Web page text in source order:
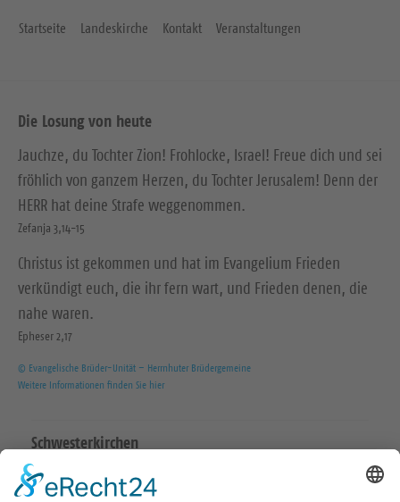
Startseite Landeskirche Kontakt Veranstaltungen
Die Losung von heute
Jauchze, du Tochter Zion! Frohlocke, Israel! Freue dich und sei
fröhlich von ganzem Herzen, du Tochter Jerusalem! Denn der
HERR hat deine Strafe weggenommen.
Zefanja 3,14-15
Christus ist gekommen und hat im Evangelium Frieden
verkündigt euch, die ihr fern wart, und Frieden denen, die
nahe waren.
Epheser 2,17
© Evangelische Brüder-Unität – Herrnhuter Brüdergemeine
Weitere Informationen finden Sie hier
Schwesterkirchen
Ev.-Luth. Martinskirchgemeinde Hirschstein